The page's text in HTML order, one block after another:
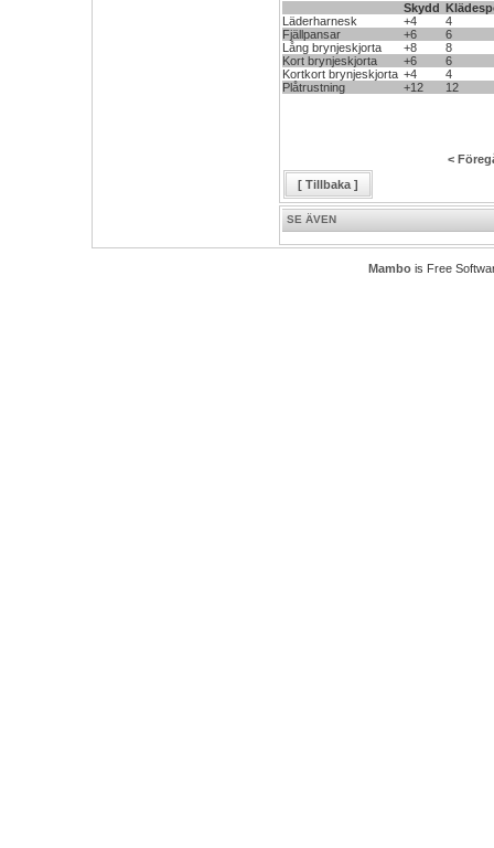
Skydd
Läderharnesk
+4
4
Fjällpansar
+6
6
Lång brynjeskjorta
+8
8
Kort brynjeskjorta
+6
6
Kortkort brynjeskjorta +4
4
Plåtrustning
+12 12
<
[ Tillbaka ]
SE ÄVEN
Mambois Free